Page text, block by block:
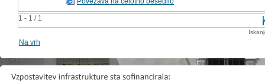
1 - 1 / 1
Na vrh